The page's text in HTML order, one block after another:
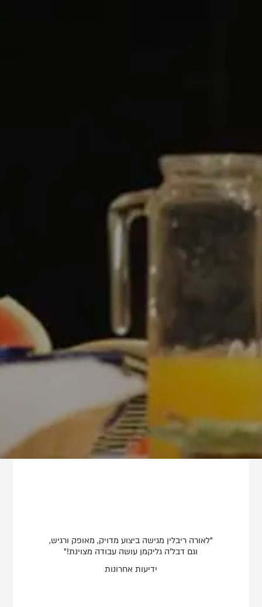
"לאורה ריבלין מגישה ביצוע מדויק, מאופק ורגיש,
וגם דבל'ה גליקמן עושה עבודה מצוינת!"
ידיעות אחרונות